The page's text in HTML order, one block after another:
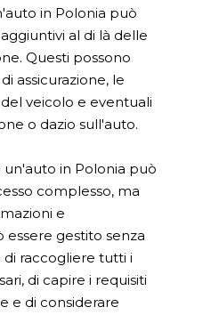
in Polonia può
al di là delle
Questi possono
assicurazione, le
veicolo e eventuali
o dazio sull'auto.
un'auto in Polonia può
complesso, ma
e
essere gestito senza
raccogliere tutti i
di capire i requisiti
e di considerare